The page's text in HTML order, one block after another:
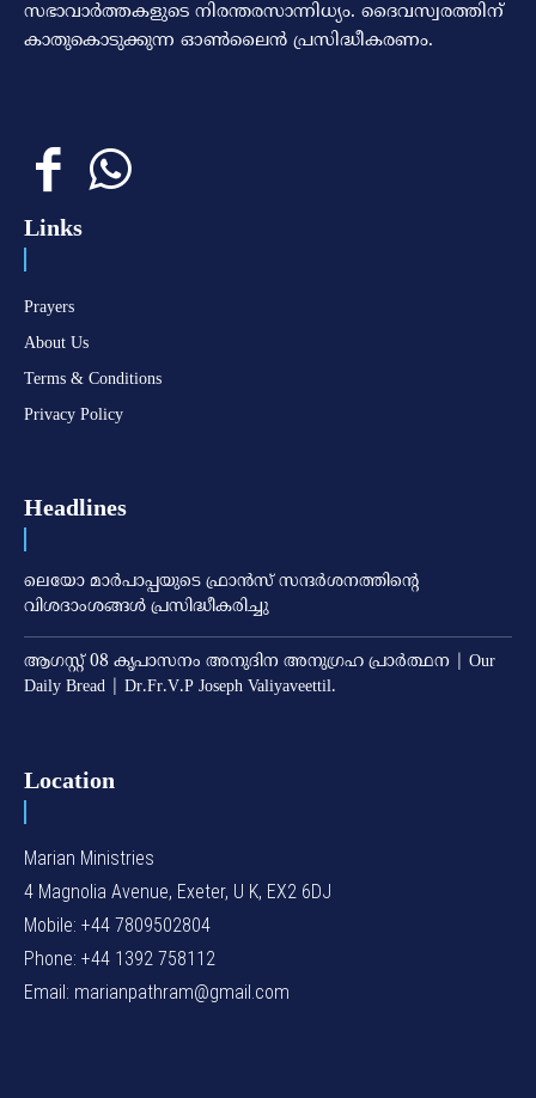
സഭാവാര്‍ത്തകളുടെ നിരന്തരസാന്നിധ്യം. ദൈവസ്വരത്തിന്‌
കാതുകൊടുക്കുന്ന ഓണ്‍ലൈന്‍ പ്രസിദ്ധീകരണം.
Links
Prayers
About Us
Terms & Conditions
Privacy Policy
Headlines
ലെയോ മാര്‍പാപ്പയുടെ ഫ്രാന്‍സ് സന്ദര്‍ശനത്തിന്റെ
വിശദാംശങ്ങള്‍ പ്രസിദ്ധീകരിച്ചു
ആഗസ്റ്റ് 08 കൃപാസനം അനുദിന അനുഗ്രഹ പ്രാർത്ഥന | Our
Daily Bread | Dr.Fr.V.P Joseph Valiyaveettil.
Location
Marian Ministries
4 Magnolia Avenue, Exeter, U K, EX2 6DJ
Mobile: +44 7809502804
Phone: +44 1392 758112
Email: marianpathram@gmail.com